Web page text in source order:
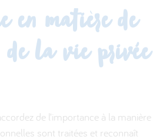
PRATIQUES
ROMÂNĂ
en matière de
la vie privée
de l’importance à la manière
sont traitées et reconnaît